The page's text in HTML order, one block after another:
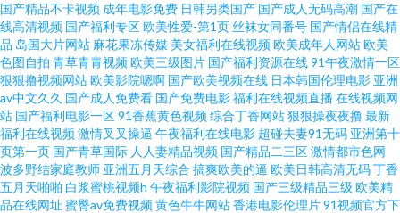
91TV免费 AV熟女 豆花AⅤ 91蜜桃臀 精品久久卡 午夜剧院 女人的天堂网 国产
精品久久www 91社区海角 欧美日韩a 亚洲夜情情网 欧美社福利在线 黄色亚
洲免费观看 aV电影资源站在线 亚洲国产精品自拍第18页 国产一区91在线 国
产第一页啪 爱爱综合 91看片网站下载 欧美黄色电影一级片a片 中文字幕第一
页欧美 少妇三级 男人午夜天堂影院 黄色录像一区二区三区 成人视频免费网
国产精品不卡视频 成年电影免费 日韩另类国产 国产成人无码高潮 国产在
线高清视频 国产福利专区欧美性爱-第1页丝袜女同番号 国产情侣在线精
品 岛国大片网站 麻花果冻传媒 美女福利在线视频欧美成年人网站欧美
色图自拍 青草青青视频欧美三级图片 国产福利资源在线91午夜激情一区
狠狠撸视频网站欧美影院嗯啊 国产欧美视频在线 日本韩国伦理电影 亚洲
av中文久久 国产成人免费看 国产免费电影福利在线视频直播在线视频网
站 国产福利电影一区91香蕉黄色视频综合丁香网站狠狠操夜夜撸最新
福利在线视频激情叉叉操逼 午夜福利在线电影 超碰夫妻91无码 亚洲第十
页第一页 国产青草国际 人人妻精品视频 国产精品二三区激情都市色网
波多野结家庭教师 亚洲五月天综合 搞爽欧美的逼 欧美日韩高清无码丁香
五月天啪啪 白浆蜜桃视频h 午夜福利影院视频 国产三级精品三级 欧美精
品在线网址 蜜臀av免费视频黄色牛牛网站香港电影伦理片91视频官方下